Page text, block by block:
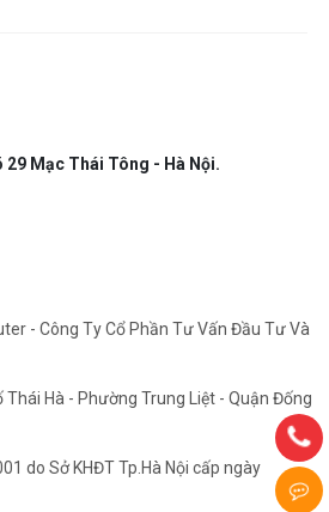
29 Mạc Thái Tông - Hà Nội.
- Công Ty Cổ Phần Tư Vấn Đầu Tư Và
Thái Hà - Phường Trung Liệt - Quận Đống
do Sở KHĐT Tp.Hà Nội cấp ngày